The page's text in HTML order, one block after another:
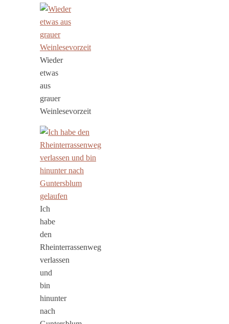
Wieder
etwas
aus
grauer
Weinlesevorzeit
Ich
habe
den
Rheinterrassenweg
verlassen
und
bin
hinunter
nach